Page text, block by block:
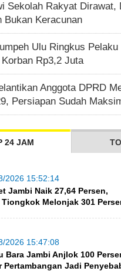
Sekolah Rakyat Dirawat,
Bukan Keracunan
Ulu Ringkus Pelaku
Rp3,2 Juta
Anggota DPRD
Persiapan Sudah
24 JAM
2026 15:52:14
Jambi Naik 27,64 Persen,
Tiongkok Melonjak 301
2026 15:47:08
Bara Jambi Anjlok 100
Pertambangan Jadi